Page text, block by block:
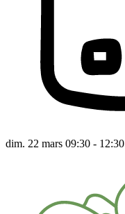
dim. 22 mars 09:30 - 12:30